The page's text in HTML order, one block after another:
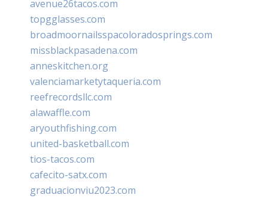
avenue26tacos.com
topgglasses.com
broadmoornailsspacoloradosprings.com
missblackpasadena.com
anneskitchen.org
valenciamarketytaqueria.com
reefrecordsllc.com
alawaffle.com
aryouthfishing.com
united-basketball.com
tios-tacos.com
cafecito-satx.com
graduacionviu2023.com